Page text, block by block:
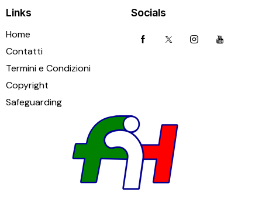
Links
Home
Contatti
Termini e Condizioni
Copyright
Safeguarding
Socials